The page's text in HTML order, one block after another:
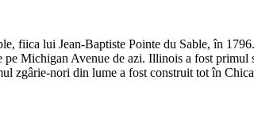
fiica lui Jean-Baptiste Pointe du Sable, în
Michigan Avenue de azi. Illinois a fost
zgârie-nori din lume a fost construit tot în